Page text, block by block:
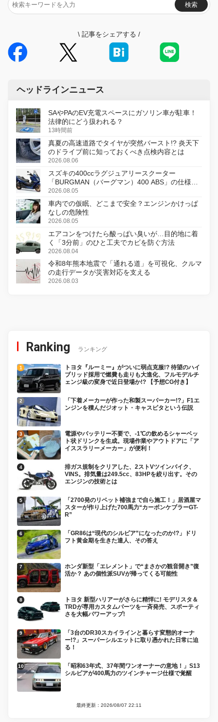
検索
\ 記事をシェアする /
ヘッドラインニュース
SAやPAのEV充電スペースにガソリン車が駐車！
法律的にどう扱われる？
13時間前
真夏の高速道路でタイヤが突然バースト!? 炎天下
のドライブ前に知っておくべき点検内容とは
2026.08.06
スズキの400ccラグジュアリースクーター
「BURGMAN（バーグマン）400 ABS」の仕様を
変更し、8月18日に発売
2026.08.05
車内での仮眠、どこまで安全？エンジンかけっぱ
なしの危険性
2026.08.05
エアコンをつけたら酸っぱい臭いが…目的地に着
く「3分前」のひと工夫でカビを防ぐ方法
2026.08.04
令和8年熊本地震で「通れる道」を可視化、クルマ
の走行データが災害対応を支える
2026.08.03
Ranking ランキング
トヨタ『ルーミー』がついに弱点克服!? 待望のハイ
ブリッド採用で燃費も走りも大進化、フルモデルチ
ェンジ級の変身で近日登場か!? 【予想CG付き】
「下着メーカーが作った和製スーパーカー!?」F1エ
ンジンを積んだジオット・キャスピタという伝説
電源やバッテリー不要で、-1℃の飲めるシャーベッ
ト状ドリンクを生成。現場作業やアウトドアに「ア
イススラリーメーカー」が便利！
排ガス規制をクリアした、2ストVツインバイク、
VINS。排気量は249.5cc、83HPを絞り出す。その
エンジンの技術とは
「2700発のリベット補強まで自ら施工！」居酒屋マ
スターが作り上げた700馬力“カーボンケブラーGT-
R”
「GR86は“現代のシルビア”になったのか!?」ドリ
フト黄金期を生きた達人、その答え
ホンダ新型「エレメント」で“まさかの観音開き”復
活か？ あの個性派SUVが帰ってくる可能性
トヨタ 新型ハリアーがさらに精悍に! モデリスタ＆
TRDが専用カスタムパーツを一斉発売、スポーティ
さを大幅パワーアップ!
「3台のDR30スカイラインと暮らす変態的オーナ
ー!?」スーパーシルエットに取り憑かれた日常に迫
る！
「昭和63年式、37年間ワンオーナーの意地！」S13
シルビアが400馬力のツインチャージ仕様で覚醒
最終更新：2026/08/07 22:11